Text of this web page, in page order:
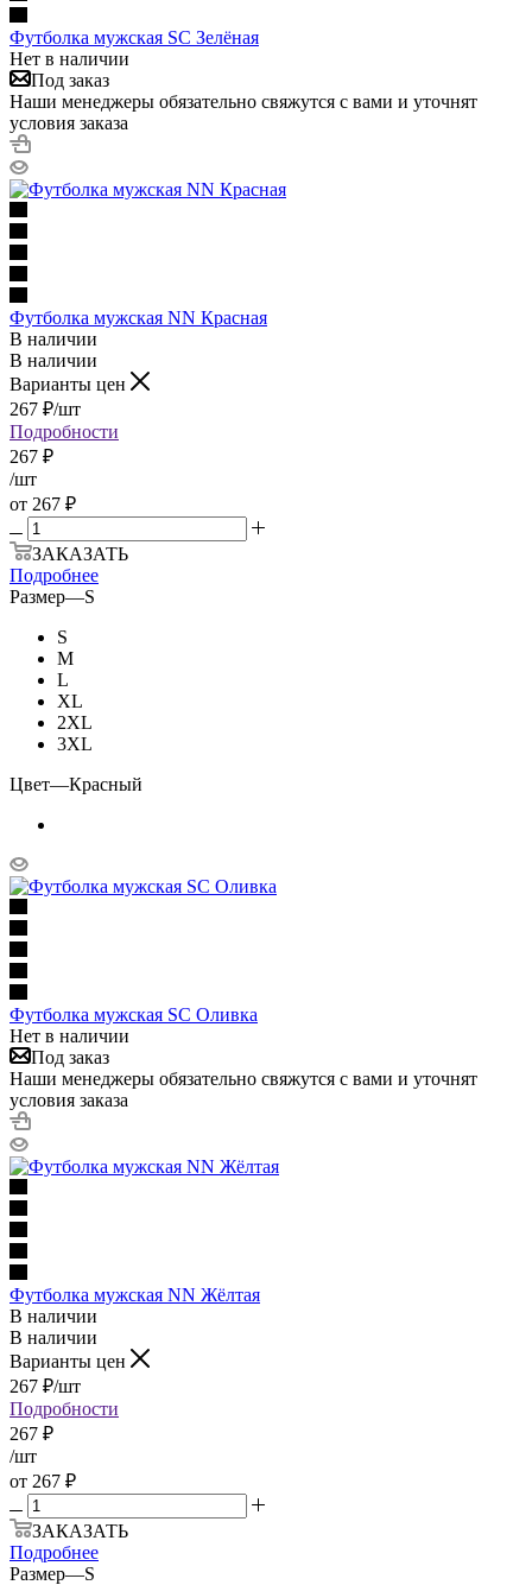
Футболка мужская SC Зелёная
Нет в наличии
Под заказ
Наши менеджеры обязательно свяжутся с вами и уточнят
условия заказа
Футболка мужская NN Красная
В наличии
В наличии
Варианты цен
267 ₽/шт
Подробности
267 ₽
/шт
от 267 ₽
ЗАКАЗАТЬ
Подробнее
Размер—S
S
M
L
XL
2XL
3XL
Цвет—Красный
Футболка мужская SC Оливка
Нет в наличии
Под заказ
Наши менеджеры обязательно свяжутся с вами и уточнят
условия заказа
Футболка мужская NN Жёлтая
В наличии
В наличии
Варианты цен
267 ₽/шт
Подробности
267 ₽
/шт
от 267 ₽
ЗАКАЗАТЬ
Подробнее
Размер—S